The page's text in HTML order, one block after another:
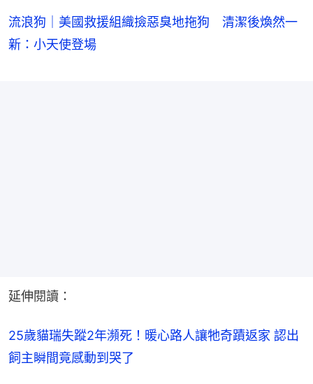
流浪狗｜美國救援組織撿惡臭地拖狗 清潔後煥然一
新：小天使登場
延伸閱讀：
25歲貓瑞失蹤2年瀕死！暖心路人讓牠奇蹟返家 認出
飼主瞬間竟感動到哭了